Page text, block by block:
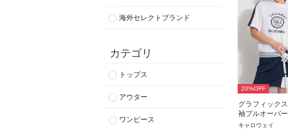
海外セレクトブランド
カテゴリ
トップス
アウター
ワンピース
20%OFF
グラフィック
袖プルオーバー
キャロウェイ